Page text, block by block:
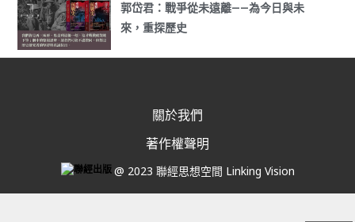
郭岱君：戰爭從未遠離——為今日與未
來，重探歷史
關於我們
著作權聲明
@ 2023 聯經思想空間 Linking Vision